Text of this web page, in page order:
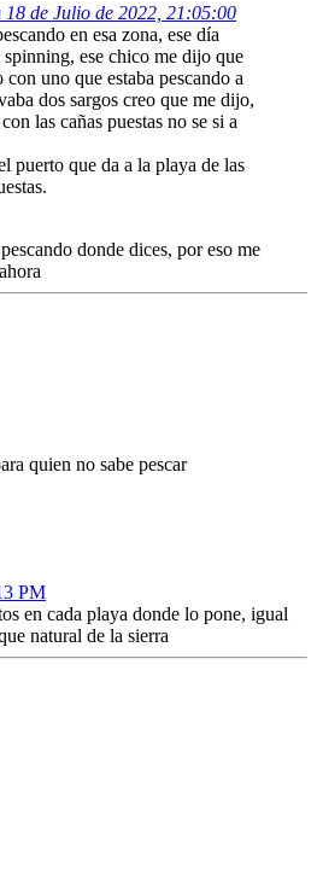
de Julio de 2022, 21:05:00
en esa zona, ese día
ese chico me dijo que
uno que estaba pescando a
dos sargos creo que me dijo,
las cañas puestas no se si a
puerto que da a la playa de las
donde dices, por eso me
quien no sabe pescar
PM
en cada playa donde lo pone, igual
natural de la sierra